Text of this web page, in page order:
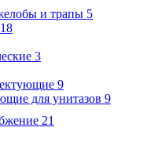
и трапы 5
18
3
9
для унитазов 9
21